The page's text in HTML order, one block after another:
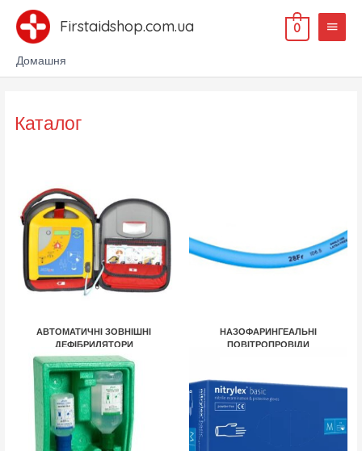
Перейти
вмісту
Firstaidshop.com.ua
меню
0
Домашня
Каталог
АВТОМАТИЧНІ ЗОВНІШНІ
ДЕФІБРИЛЯТОРИ
5 ТОВАРІВ
НАЗОФАРИНГЕАЛЬНІ
ПОВІТРОПРОВІДИ